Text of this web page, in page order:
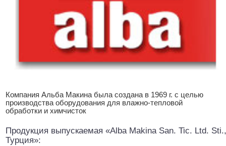
Компания Альба Макина была создана в 1969 г. с целью
производства оборудования для влажно-тепловой
обработки и химчисток
Продукция выпускаемая «Alba Makina San. Tic. Ltd. Sti.,
Турция»: